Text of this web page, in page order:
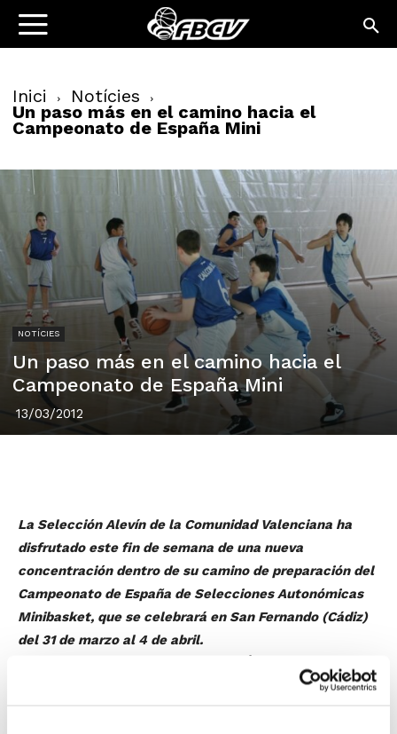
Inici Notícies
Un paso más en el camino hacia el
Campeonato de España Mini
NOTÍCIES
Un paso más en el camino hacia el
Campeonato de España Mini
13/03/2012
La Selección Alevín de la Comunidad Valenciana ha
disfrutado este fin de semana de una nueva
concentración dentro de su camino de preparación del
Campeonato de España de Selecciones Autonómicas
Minibasket, que se celebrará en San Fernando (Cádiz)
del 31 de marzo al 4 de abril.
, han podido seguir trabajando de una manera